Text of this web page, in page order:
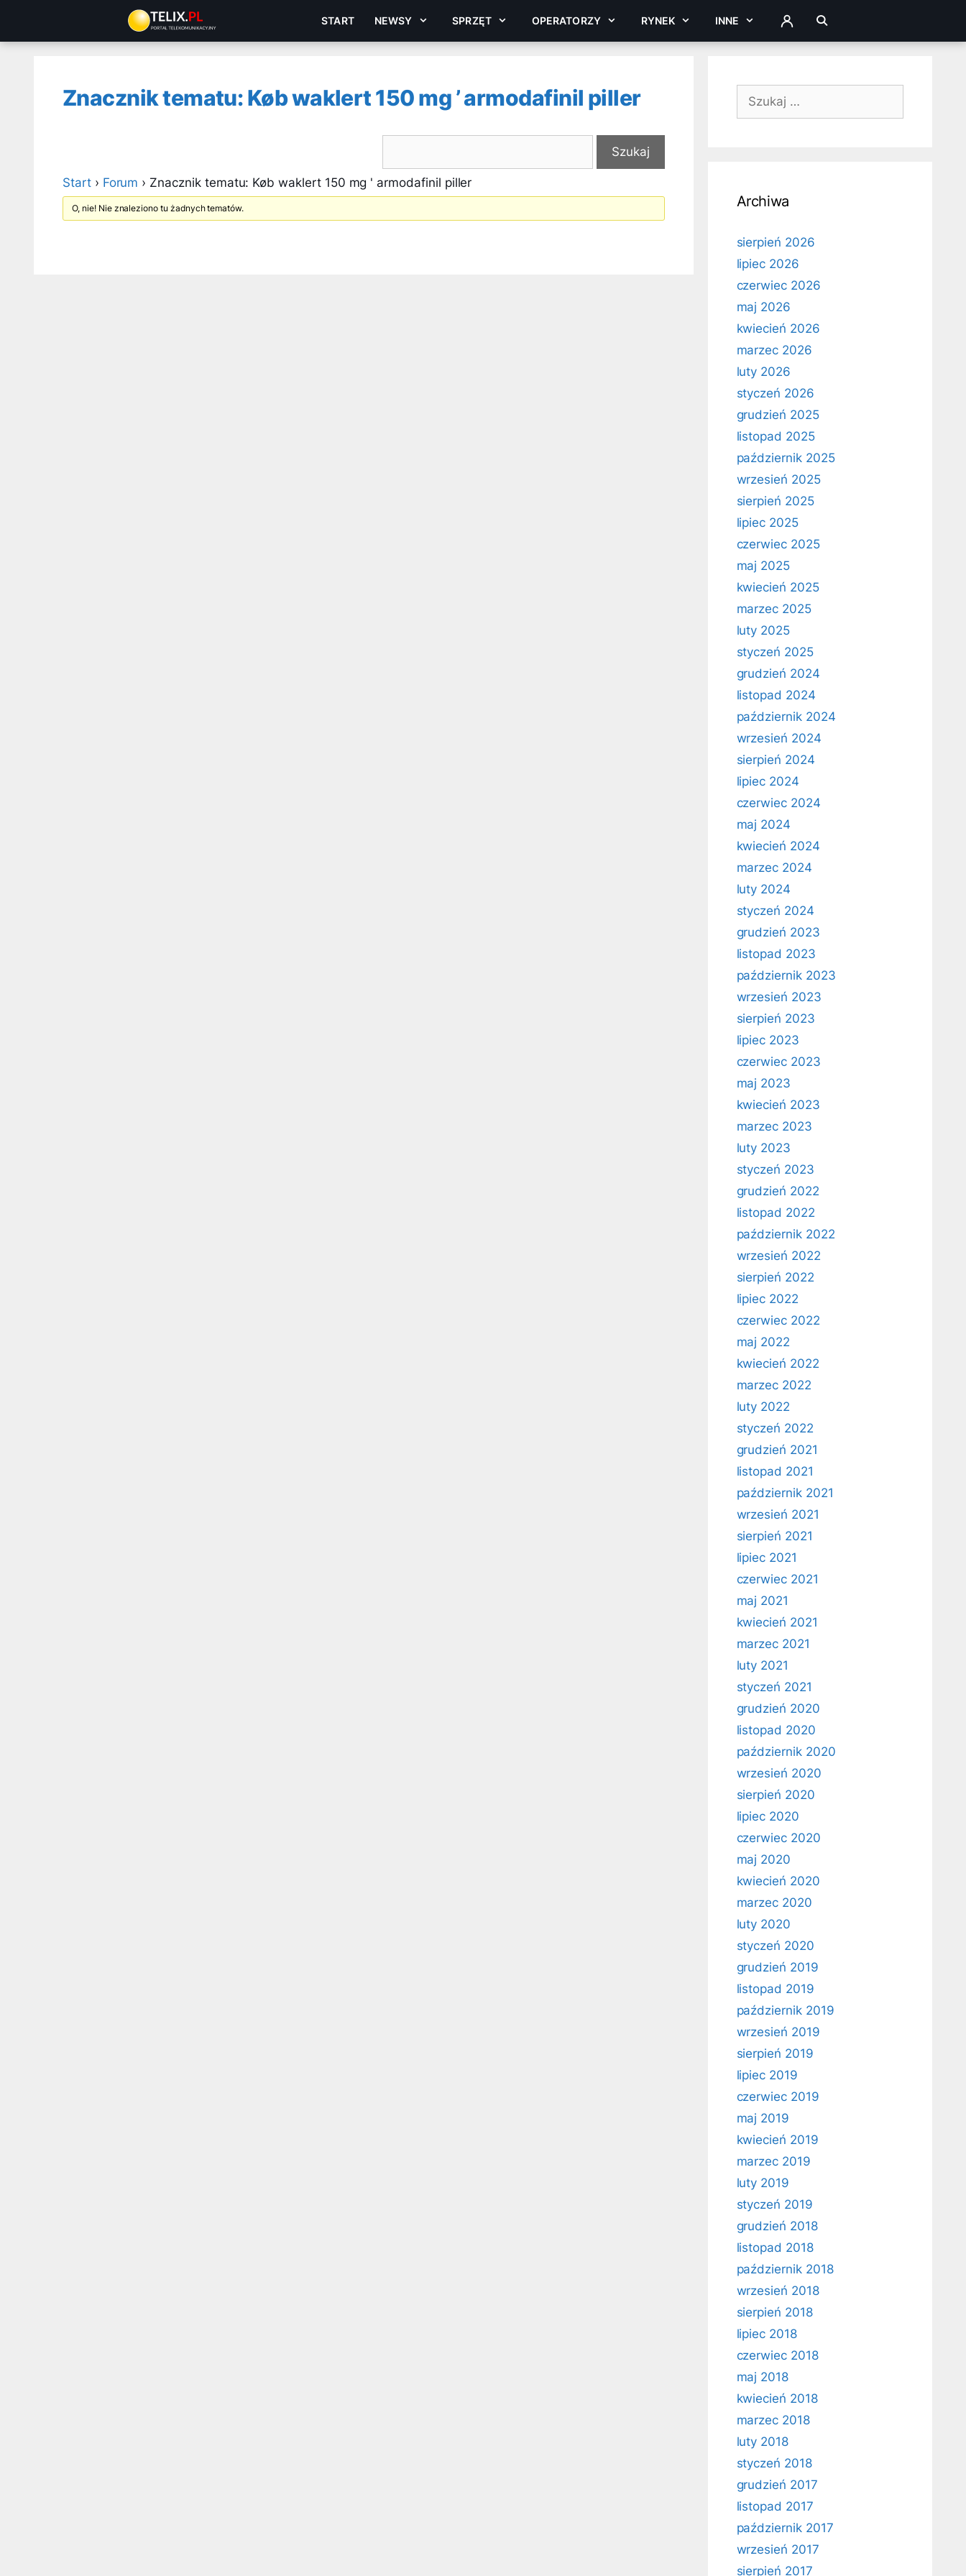
treści
START NEWSY SPRZĘT OPERATORZY RYNEK INNE ZALOGUJ
Znacznik tematu: Køb waklert 150 mg ’ armodafinil piller
Start › Forum › Znacznik tematu: Køb waklert 150 mg ' armodafinil piller
O, nie! Nie znaleziono tu żadnych tematów.
Szukaj:
Archiwa
sierpień 2026
lipiec 2026
czerwiec 2026
maj 2026
kwiecień 2026
marzec 2026
luty 2026
styczeń 2026
grudzień 2025
listopad 2025
październik 2025
wrzesień 2025
sierpień 2025
lipiec 2025
czerwiec 2025
maj 2025
kwiecień 2025
marzec 2025
luty 2025
styczeń 2025
grudzień 2024
listopad 2024
październik 2024
wrzesień 2024
sierpień 2024
lipiec 2024
czerwiec 2024
maj 2024
kwiecień 2024
marzec 2024
luty 2024
styczeń 2024
grudzień 2023
listopad 2023
październik 2023
wrzesień 2023
sierpień 2023
lipiec 2023
czerwiec 2023
maj 2023
kwiecień 2023
marzec 2023
luty 2023
styczeń 2023
grudzień 2022
listopad 2022
październik 2022
wrzesień 2022
sierpień 2022
lipiec 2022
czerwiec 2022
maj 2022
kwiecień 2022
marzec 2022
luty 2022
styczeń 2022
grudzień 2021
listopad 2021
październik 2021
wrzesień 2021
sierpień 2021
lipiec 2021
czerwiec 2021
maj 2021
kwiecień 2021
marzec 2021
luty 2021
styczeń 2021
grudzień 2020
listopad 2020
październik 2020
wrzesień 2020
sierpień 2020
lipiec 2020
czerwiec 2020
maj 2020
kwiecień 2020
marzec 2020
luty 2020
styczeń 2020
grudzień 2019
listopad 2019
październik 2019
wrzesień 2019
sierpień 2019
lipiec 2019
czerwiec 2019
maj 2019
kwiecień 2019
marzec 2019
luty 2019
styczeń 2019
grudzień 2018
listopad 2018
październik 2018
wrzesień 2018
sierpień 2018
lipiec 2018
czerwiec 2018
maj 2018
kwiecień 2018
marzec 2018
luty 2018
styczeń 2018
grudzień 2017
listopad 2017
październik 2017
wrzesień 2017
sierpień 2017